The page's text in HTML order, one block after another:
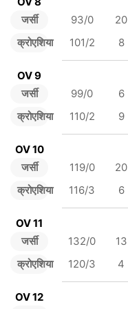
जर्सी
क्रोएशिया
93/0 20
101/2
8
OV 9
जर्सी
क्रोएशिया
99/0 6
110/2
9
OV 10
जर्सी
क्रोएशिया
119/0 20
116/3
6
OV 11
जर्सी
क्रोएशिया
132/0 13
120/3
4
OV 12